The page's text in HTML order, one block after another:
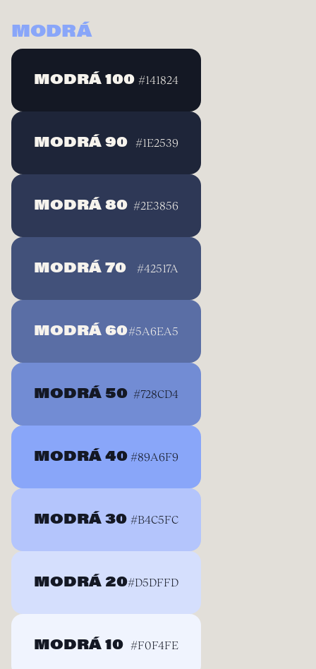
MODRÁ
MODRÁ 100 #141824
MODRÁ 90 #1E2539
MODRÁ 80 #2E3856
MODRÁ 70 #42517A
MODRÁ 60#5A6EA5
MODRÁ 50 #728CD4
MODRÁ 40 #89A6F9
MODRÁ 30 #B4C5FC
MODRÁ 20#D5DFFD
MODRÁ 10 #F0F4FE